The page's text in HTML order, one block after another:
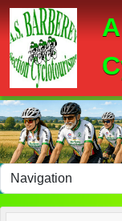
Panneau de gestion